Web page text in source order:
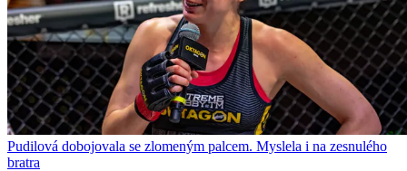
Pudilová dobojovala se zlomeným palcem. Myslela i na zesnulého
bratra